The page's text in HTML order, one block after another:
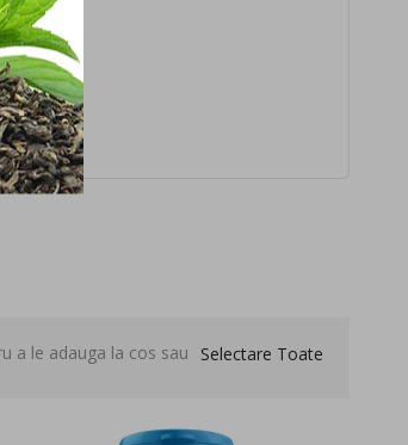
a le adauga la cos sau Selectare Toate